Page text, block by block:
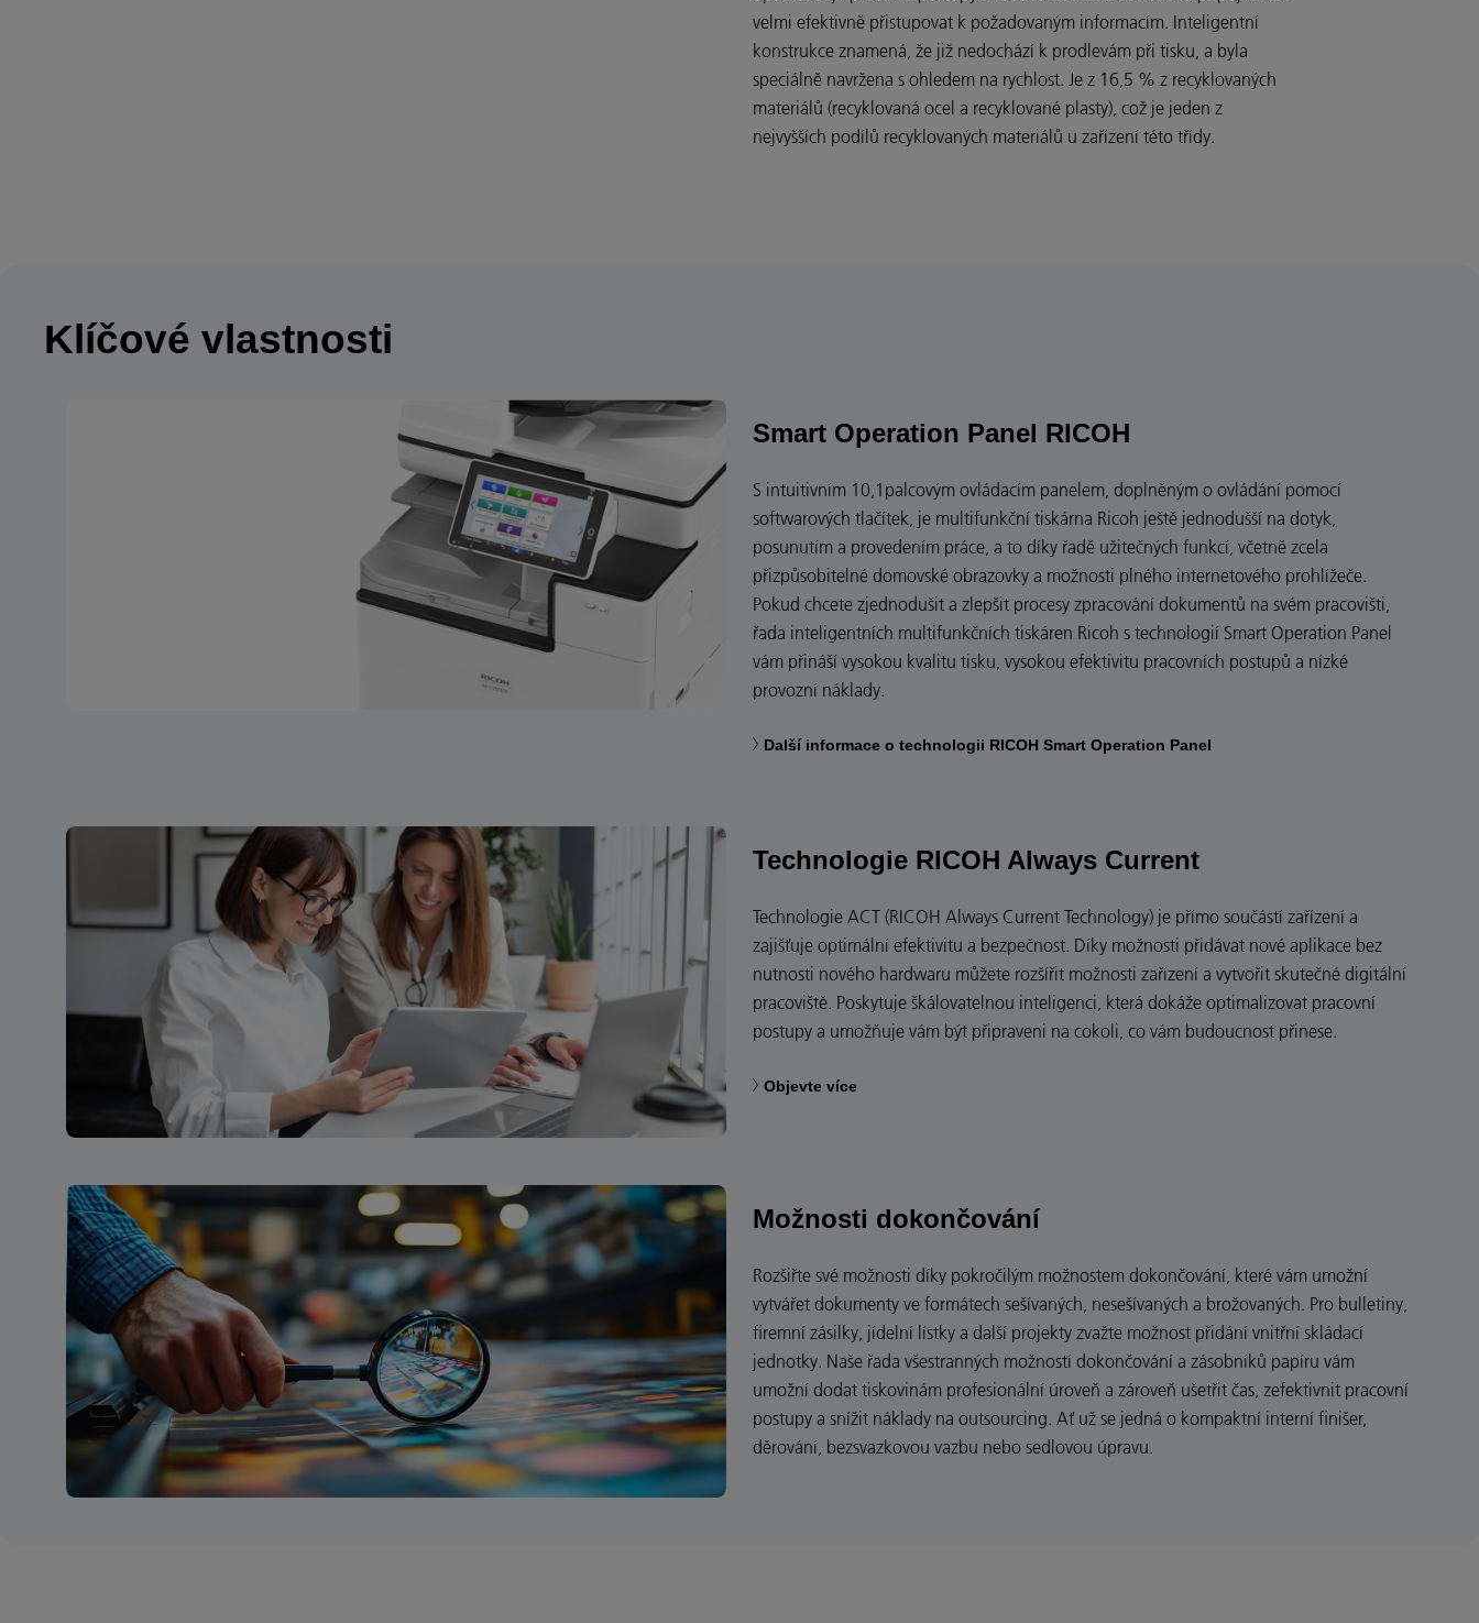
velmi efektivně přistupovat k požadovaným informacím. Inteligentní
konstrukce znamená, že již nedochází k prodlevám při tisku, a byla
speciálně navržena s ohledem na rychlost. Je z 16,5 % z recyklovaných
materiálů (recyklovaná ocel a recyklované plasty), což je jeden z
nejvyšších podílů recyklovaných materiálů u zařízení této třídy.
Klíčové vlastnosti
Smart Operation Panel RICOH
S intuitivním 10,1palcovým ovládacím panelem, doplněným o ovládání pomocí
softwarových tlačítek, je multifunkční tiskárna Ricoh ještě jednodušší na dotyk,
posunutím a provedením práce, a to díky řadě užitečných funkcí, včetně zcela
přizpůsobitelné domovské obrazovky a možnosti plného internetového prohlížeče.
Pokud chcete zjednodušit a zlepšit procesy zpracování dokumentů na svém pracovišti,
řada inteligentních multifunkčních tiskáren Ricoh s technologií Smart Operation Panel
vám přináší vysokou kvalitu tisku, vysokou efektivitu pracovních postupů a nízké
provozní náklady.
Další informace o technologii RICOH Smart Operation Panel
Technologie RICOH Always Current
Technologie ACT (RICOH Always Current Technology) je přímo součástí zařízení a
zajišťuje optimální efektivitu a bezpečnost. Díky možnosti přidávat nové aplikace bez
nutnosti nového hardwaru můžete rozšířit možnosti zařízení a vytvořit skutečné digitální
pracoviště. Poskytuje škálovatelnou inteligenci, která dokáže optimalizovat pracovní
postupy a umožňuje vám být připraveni na cokoli, co vám budoucnost přinese.
Objevte více
Možnosti dokončování
Rozšiřte své možnosti díky pokročilým možnostem dokončování, které vám umožní
vytvářet dokumenty ve formátech sešívaných, nesešívaných a brožovaných. Pro bulletiny,
firemní zásilky, jídelní lístky a další projekty zvažte možnost přidání vnitřní skládací
jednotky. Naše řada všestranných možností dokončování a zásobníků papíru vám
umožní dodat tiskovinám profesionální úroveň a zároveň ušetřit čas, zefektivnit pracovní
postupy a snížit náklady na outsourcing. Ať už se jedná o kompaktní interní finišer,
děrování, bezsvazkovou vazbu nebo sedlovou úpravu.